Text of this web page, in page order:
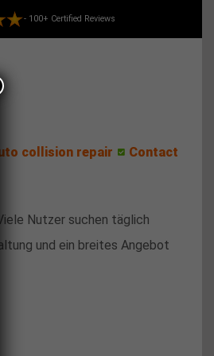
- 100+ Certified Reviews
collision repair Contact
Nutzer suchen täglich
und ein breites Angebot